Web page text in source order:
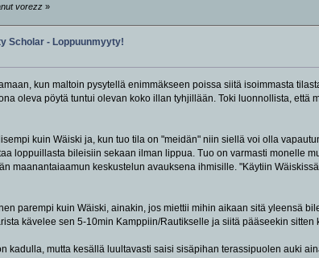
vorezz»
Scholar - Loppuunmyyty!
kun maltoin pysytellä enimmäkseen poissa siitä isoimmasta
oleva pöytä tuntui olevan koko illan tyhjillään. Toki luonnollista, että
kuin Wäiski ja, kun tuo tila on "meidän" niin siellä voi olla
loppuillasta bileisiin sekaan ilman lippua. Tuo on varmasti monelle
maanantaiaamun keskustelun avauksena ihmisille. "Käytiin
parempi kuin Wäiski, ainakin, jos miettii mihin aikaan sitä yleensä
kävelee sen 5-10min Kamppiin/Rautikselle ja siitä pääseekin sitten
kadulla, mutta kesällä luultavasti saisi sisäpihan terassipuolen auki